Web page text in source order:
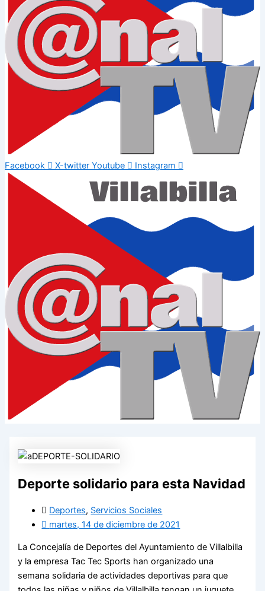
Facebook X-twitter Youtube Instagram
Deporte solidario para esta Navidad
Deportes, Servicios Sociales
martes, 14 de diciembre de 2021
La Concejalía de Deportes del Ayuntamiento de Villalbilla
y la empresa Tac Tec Sports han organizado una
semana solidaria de actividades deportivas para que